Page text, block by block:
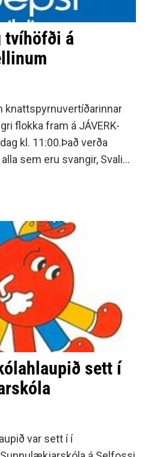
tvíhöfði á
knattspyrnuvertíðarinnar
flokka fram á JÁVERK-
kl. 11:00.Það verða
sem eru svangir, Svali
sett í
var sett í í